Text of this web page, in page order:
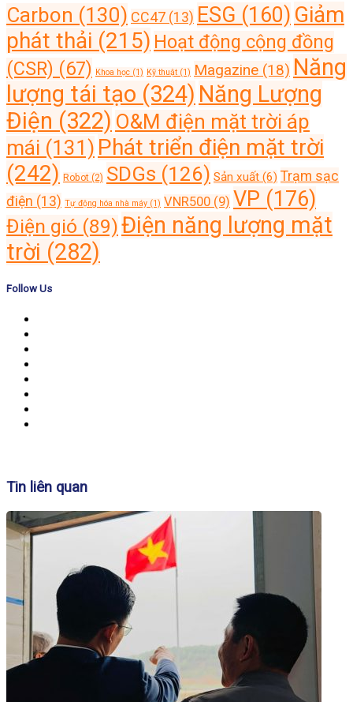
Carbon (130) CC47 (13) ESG (160) Giảm
phát thải (215) Hoạt động cộng đồng
(CSR) (67) Khoa học (1) Kỹ thuật (1) Magazine (18) Năng
lượng tái tạo (324) Năng Lượng
Điện (322) O&M điện mặt trời áp
mái (131) Phát triển điện mặt trời
(242) Robot (2) SDGs (126) Sản xuất (6) Trạm sạc
điện (13) Tự động hóa nhà máy (1) VNR500 (9) VP (176)
Điện gió (89)Điện năng lượng mặt
trời (282)
Follow Us
Tin liên quan